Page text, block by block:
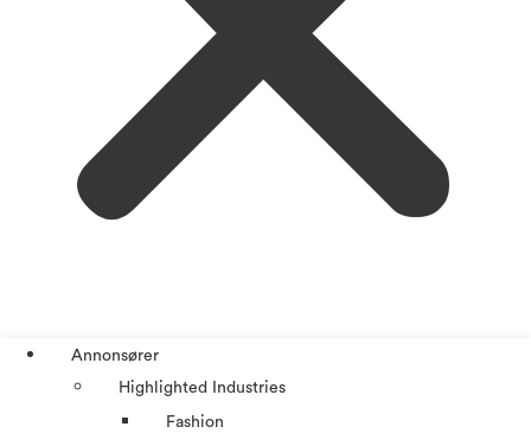
Annonsører
Highlighted Industries
Fashion